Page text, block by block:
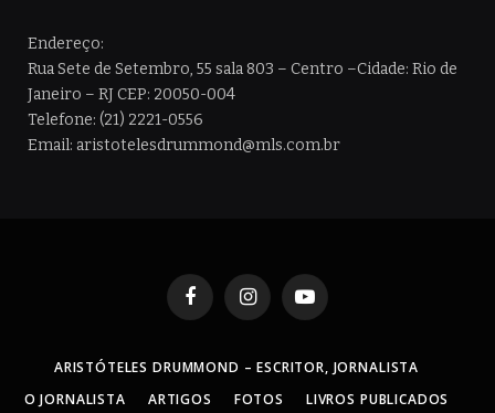
Endereço:
Rua Sete de Setembro, 55 sala 803 – Centro –Cidade: Rio de
Janeiro – RJ CEP: 20050-004
Telefone: (21) 2221-0556
Email: aristotelesdrummond@mls.com.br
FacebookInstagramYouTube
ARISTÓTELES DRUMMOND – ESCRITOR, JORNALISTA
O JORNALISTA
ARTIGOS FOTOS LIVROS PUBLICADOS